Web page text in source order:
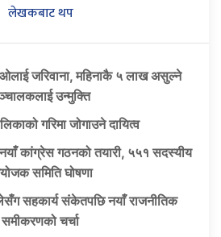
लेखकबाट थप
जरिवाना, महिनाकै ५ लाख असुल्ने
उन्मुक्ति
गरिमा जोगाउने दायित्व
कांग्रेस गठनको तयारी, ५५१ सदस्यीय
समिति घोषणा
सहकार्य संकेतपछि नयाँ राजनीतिक
समीकरणको चर्चा